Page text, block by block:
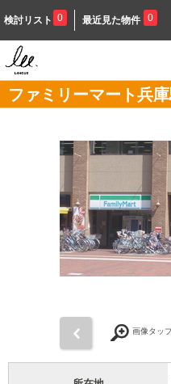
検討リスト 0 最近見た物件 0
ファミリーマート兵
画像タッ